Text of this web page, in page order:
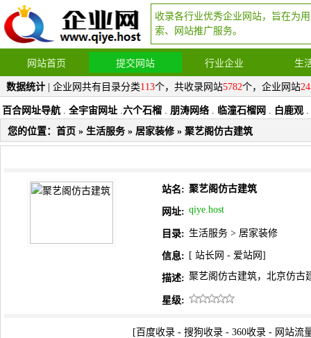
收录各行业优秀企业网站，旨在为
索、网站推广服务。
网站首页 提交网站 行业企业 生
数据统计 | 企业网共有目录分类113个，共收录网站5782个，企业网站
百合网址导航 . 全宇宙网址 .六个石榴 . 朋涛网络 . 临潼石榴网 . 白鹿观 .
您的位置： 首页 » 生活服务 » 居家装修» 聚艺阁仿古建筑
站名: 聚艺阁仿古建筑
网址: qiye.host
目录: 生活服务 > 居家装修
信息: [ 站长网 - 爱站网 ]
描述: 聚艺阁仿古建筑，北京仿古
星级:
[ 百度收录 - 搜狗收录 - 360收录 - 网站流